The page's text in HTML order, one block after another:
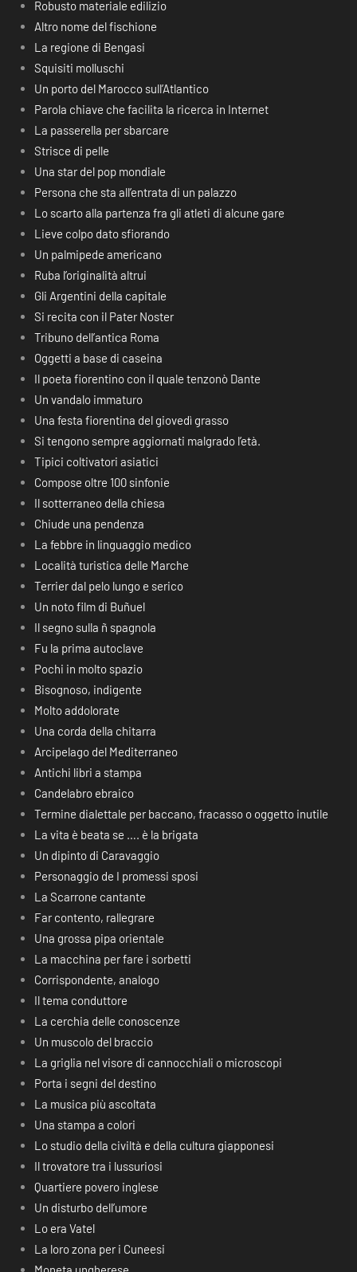
Robusto materiale edilizio
Altro nome del fischione
La regione di Bengasi
Squisiti molluschi
Un porto del Marocco sull’Atlantico
Parola chiave che facilita la ricerca in Internet
La passerella per sbarcare
Strisce di pelle
Una star del pop mondiale
Persona che sta all’entrata di un palazzo
Lo scarto alla partenza fra gli atleti di alcune gare
Lieve colpo dato sfiorando
Un palmipede americano
Ruba l’originalità altrui
Gli Argentini della capitale
Si recita con il Pater Noster
Tribuno dell’antica Roma
Oggetti a base di caseina
Il poeta fiorentino con il quale tenzonò Dante
Un vandalo immaturo
Una festa fiorentina del giovedì grasso
Si tengono sempre aggiornati malgrado l’età.
Tipici coltivatori asiatici
Compose oltre 100 sinfonie
Il sotterraneo della chiesa
Chiude una pendenza
La febbre in linguaggio medico
Località turistica delle Marche
Terrier dal pelo lungo e serico
Un noto film di Buñuel
Il segno sulla ñ spagnola
Fu la prima autoclave
Pochi in molto spazio
Bisognoso, indigente
Molto addolorate
Una corda della chitarra
Arcipelago del Mediterraneo
Antichi libri a stampa
Candelabro ebraico
Termine dialettale per baccano, fracasso o oggetto inutile
La vita è beata se …. è la brigata
Un dipinto di Caravaggio
Personaggio de I promessi sposi
La Scarrone cantante
Far contento, rallegrare
Una grossa pipa orientale
La macchina per fare i sorbetti
Corrispondente, analogo
Il tema conduttore
La cerchia delle conoscenze
Un muscolo del braccio
La griglia nel visore di cannocchiali o microscopi
Porta i segni del destino
La musica più ascoltata
Una stampa a colori
Lo studio della civiltà e della cultura giapponesi
Il trovatore tra i lussuriosi
Quartiere povero inglese
Un disturbo dell’umore
Lo era Vatel
La loro zona per i Cuneesi